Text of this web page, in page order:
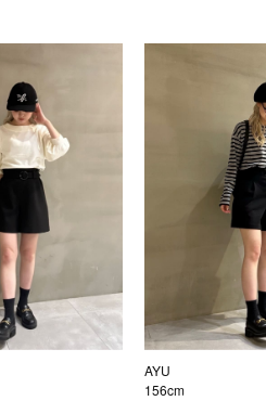
AYU
156cm